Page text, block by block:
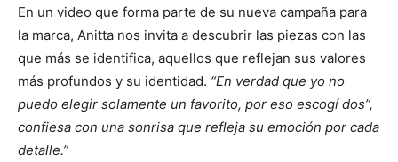
En un video que forma parte de su nueva campaña para
la marca, Anitta nos invita a descubrir las piezas con las
que más se identifica, aquellos que reflejan sus valores
más profundos y su identidad. “En verdad que yo no
puedo elegir solamente un favorito, por eso escogí dos”,
confiesa con una sonrisa que refleja su emoción por cada
detalle.”